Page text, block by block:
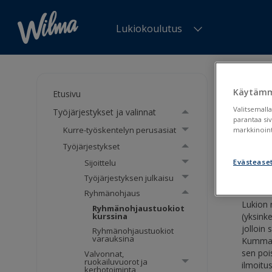
Lukiokoulutus
Etusivu
Työjärjestykset ja valinnat
Kurre-työskentelyn perusasiat
Työjärjestykset
Sijoittelu
Työjärjestyksen julkaisu
Ryhmänohjaus
Ryhmänohjaustuokiot
kurssina
Ryhmänohjaustuokiot
varauksina
Valvonnat,
ruokailuvuorot ja
Lukion
jolloin
sen
parantaa